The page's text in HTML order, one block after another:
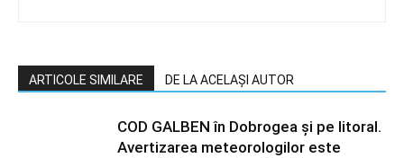
ARTICOLE SIMILARE DE LA ACELAȘI AUTOR
COD GALBEN în Dobrogea și pe litoral.
Avertizarea meteorologilor este